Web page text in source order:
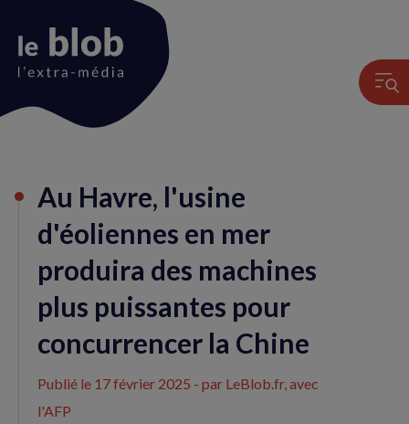
du
Au Havre, l'usine
d'éoliennes en mer
produira des machines
plus puissantes pour
concurrencer la Chine
Publié le 17 février 2025 - par LeBlob.fr, avec
l'AFP